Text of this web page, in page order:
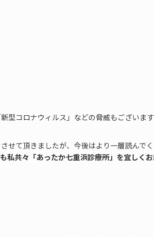
型コロナウィルス」などの脅威もございま
せて頂きましたが、今後はより一層読んで
私共々「あったか七重浜診療所」を宜しく